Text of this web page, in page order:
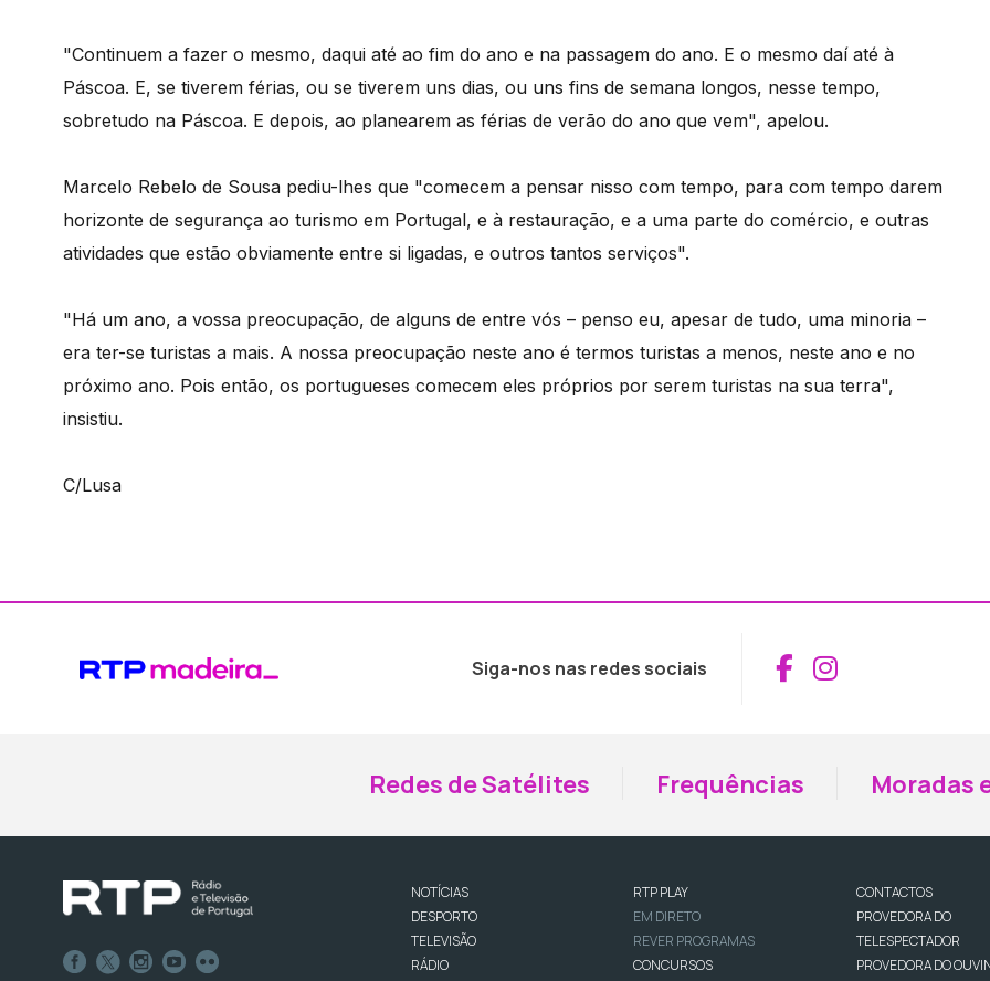
"Continuem a fazer o mesmo, daqui até ao fim do ano e na passagem do ano. E o mesmo daí até à
Páscoa. E, se tiverem férias, ou se tiverem uns dias, ou uns fins de semana longos, nesse tempo,
sobretudo na Páscoa. E depois, ao planearem as férias de verão do ano que vem", apelou.
Marcelo Rebelo de Sousa pediu-lhes que "comecem a pensar nisso com tempo, para com tempo darem
horizonte de segurança ao turismo em Portugal, e à restauração, e a uma parte do comércio, e outras
atividades que estão obviamente entre si ligadas, e outros tantos serviços".
"Há um ano, a vossa preocupação, de alguns de entre vós – penso eu, apesar de tudo, uma minoria –
era ter-se turistas a mais. A nossa preocupação neste ano é termos turistas a menos, neste ano e no
próximo ano. Pois então, os portugueses comecem eles próprios por serem turistas na sua terra",
insistiu.
C/Lusa
Siga-nos nas redes sociais Aceder ao
Aceder ao
Redes de Satélites Frequências Moradas
NOTÍCIAS
DESPORTO
TELEVISÃO
RÁDIO
RTP PLAY
EM DIRETO
REVER PROGRAMAS
CONCURSOS
CONTACTOS
PROVEDORA DO
TELESPECTADOR
PROVEDORA DO